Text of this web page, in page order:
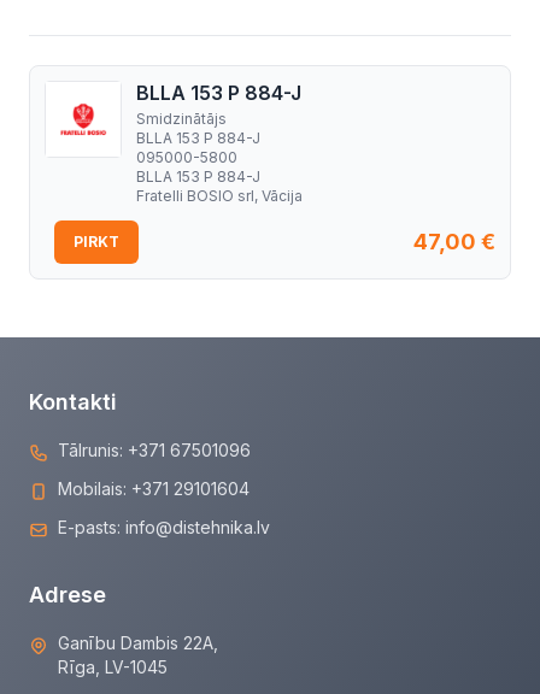
BLLA 153 P 884-J
Smidzinātājs
BLLA 153 P 884-J
095000-5800
BLLA 153 P 884-J
Fratelli BOSIO srl, Vācija
47,00 €
PIRKT
Kontakti
Tālrunis: +371 67501096
Mobilais: +371 29101604
E-pasts: info@distehnika.lv
Adrese
Ganību Dambis 22A,
Rīga, LV-1045